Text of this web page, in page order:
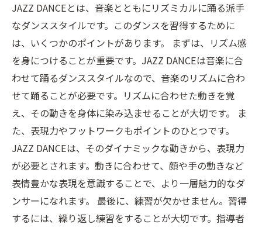
JAZZ DANCEとは、音楽とともにリズミカルに踊る派手
なダンススタイルです。このダンスを習得するために
は、いくつかのポイントがあります。 まずは、リズム感
を身につけることが重要です。JAZZ DANCEは音楽に合
わせて踊るダンススタイルなので、音楽のリズムに合わ
せて踊ることが必要です。リズムに合わせた動きを覚
え、その動きを身体に染み込ませることが大切です。 ま
た、表現力やフットワークもポイントのひとつです。
JAZZ DANCEは、そのダイナミックな動きから、表現力
が必要とされます。動きに合わせて、顔や手の動きなど
表情豊かな表現を意識することで、より一層魅力的なダ
ンサーになれます。 最後に、練習が欠かせません。習得
するには、繰り返し練習をすることが大切です。指導者